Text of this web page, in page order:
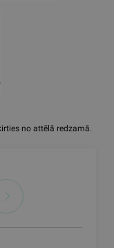
no attēlā redzamā.